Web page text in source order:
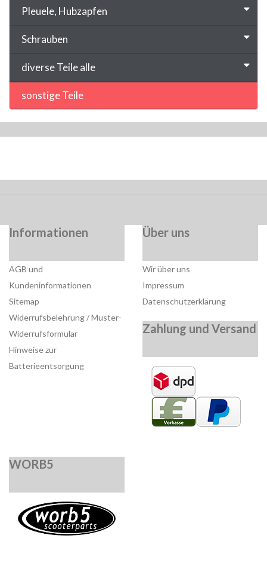
Pleuele, Hubzapfen
Schrauben
diverse Teile alle
sonstige Teile
Informationen
AGB und
Kundeninformationen
Sitemap
Widerrufsbelehrung / Muster-
Widerrufsformular
Hinweise zur
Batterieentsorgung
Über uns
Wir über uns
Impressum
Datenschutzerklärung
Zahlung und Versand
WORB5